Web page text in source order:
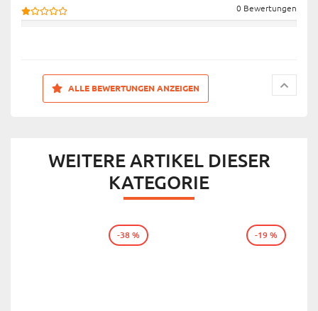
0 Bewertungen
ALLE BEWERTUNGEN ANZEIGEN
WEITERE ARTIKEL DIESER
KATEGORIE
-38 % -19 %